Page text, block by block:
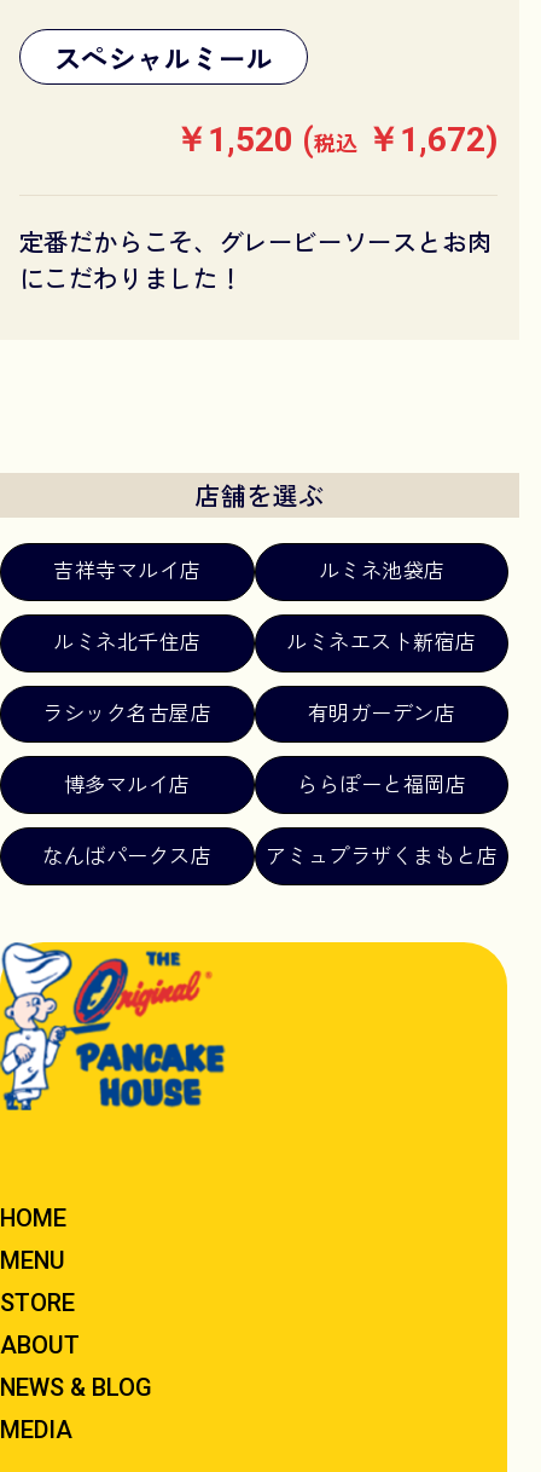
スペシャルミール
￥1,520 (税込 ￥1,672)
定番だからこそ、グレービーソースとお肉
にこだわりました！
店舗を選ぶ
吉祥寺マルイ店 ルミネ池袋店
ルミネ北千住店 ルミネエスト新宿店
ラシック名古屋店 有明ガーデン店
博多マルイ店 ららぽーと福岡店
なんばパークス店 アミュプラザくまもと店
HOME
MENU
STORE
ABOUT
NEWS & BLOG
MEDIA